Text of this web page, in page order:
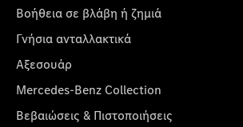
Βοήθεια σε βλάβη ή ζημιά
Γνήσια ανταλλακτικά
Αξεσουάρ
Mercedes-Benz Collection
Βεβαιώσεις & Πιστοποιήσεις